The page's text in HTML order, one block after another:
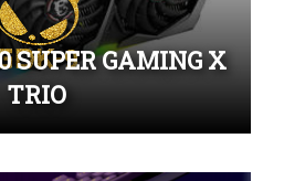
SUPER GAMING X
TRIO